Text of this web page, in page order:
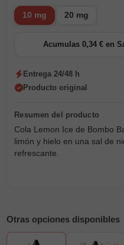
10 mg 20 mg
Acumulas 0,34 € en
Entrega 24/48 h
Producto original
Cola Lemon Ice de Bombo
limón y hielo en una sal de
refrescante.
Otras opciones disponibles